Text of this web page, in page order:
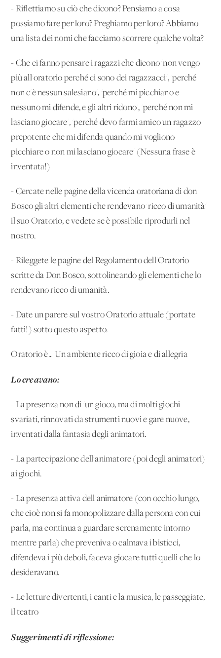
- Riflettiamo su ciò che dicono? Pensiamo a cosa
possiamo fare per loro? Preghiamo per loro? Abbiamo
una lista dei nomi che facciamo scorrere qualche volta?
- Che ci fanno pensare i ragazzi che dicono 'non vengo
più all'oratorio perché ci sono dei ragazzacci', 'perché
non c'è nessun salesiano', 'perché mi picchiano e
nessuno mi difende, e gli altri ridono', 'perché non mi
lasciano giocare', 'perché devo farmi amico un ragazzo
prepotente che mi difenda quando mi vogliono
picchiare o non mi lasciano giocare' (Nessuna frase è
inventata!)
- Cercate nelle pagine della vicenda oratoriana di don
Bosco gli altri elementi che rendevano 'ricco di umanità'
il suo Oratorio, e vedete se è possibile riprodurli nel
nostro.
- Rileggete le pagine del Regolamento dell'Oratorio
scritte da Don Bosco, sottolineando gli elementi che lo
rendevano ricco di umanità.
- Date un parere sul vostro Oratorio attuale (portate
fatti!) sotto questo aspetto.
Oratorio è… Un ambiente ricco di gioia e di allegria
Lo creavano:
- La presenza non di 'un gioco, ma di molti giochi
svariati, rinnovati da strumenti nuovi e gare nuove,
inventati dalla fantasia degli animatori.
- La partecipazione dell'animatore (poi degli animatori)
ai giochi.
- La presenza attiva dell'animatore (con occhio lungo,
che cioè non si fa monopolizzare dalla persona con cui
parla, ma continua a guardare serenamente intorno
mentre parla) che preveniva o calmava i bisticci,
difendeva i più deboli, faceva giocare tutti quelli che lo
desideravano.
- Le letture divertenti, i canti e la musica, le passeggiate,
il teatro
Suggerimenti di riflessione: